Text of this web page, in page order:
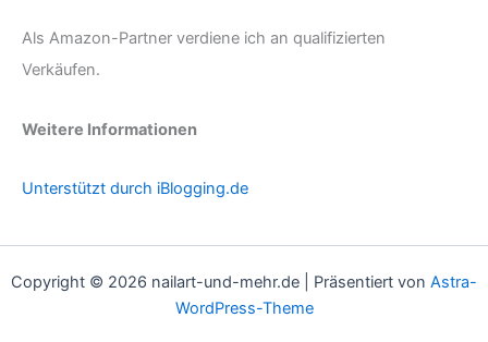
Als Amazon-Partner verdiene ich an qualifizierten
Verkäufen.
Weitere Informationen
Unterstützt durch iBlogging.de
Copyright © 2026 nailart-und-mehr.de | Präsentiert von Astra-
WordPress-Theme